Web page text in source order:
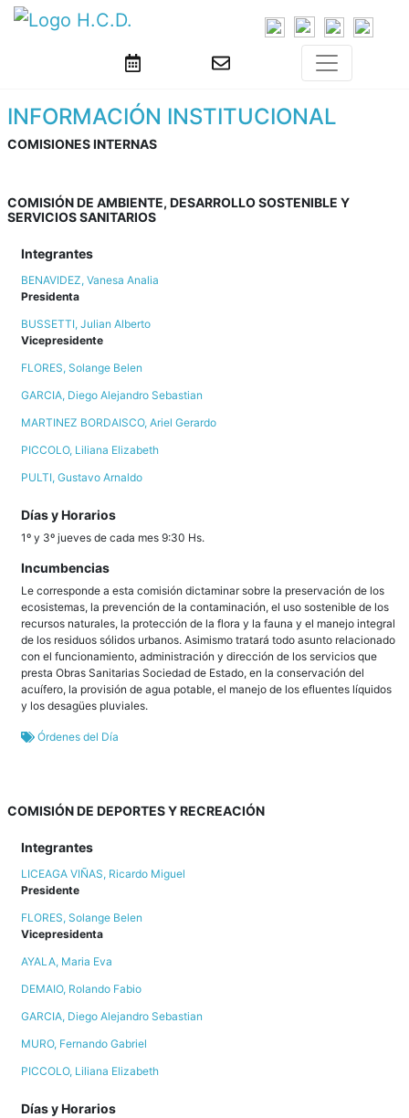
INFORMACIÓN INSTITUCIONAL
COMISIONES INTERNAS
COMISIÓN DE AMBIENTE, DESARROLLO SOSTENIBLE Y
SERVICIOS SANITARIOS
Integrantes
BENAVIDEZ, Vanesa Analia
Presidenta
BUSSETTI, Julian Alberto
Vicepresidente
FLORES, Solange Belen
GARCIA, Diego Alejandro Sebastian
MARTINEZ BORDAISCO, Ariel Gerardo
PICCOLO, Liliana Elizabeth
PULTI, Gustavo Arnaldo
Días y Horarios
1º y 3º jueves de cada mes 9:30 Hs.
Incumbencias
Le corresponde a esta comisión dictaminar sobre la preservación de los
ecosistemas, la prevención de la contaminación, el uso sostenible de los
recursos naturales, la protección de la flora y la fauna y el manejo integral
de los residuos sólidos urbanos. Asimismo tratará todo asunto relacionado
con el funcionamiento, administración y dirección de los servicios que
presta Obras Sanitarias Sociedad de Estado, en la conservación del
acuífero, la provisión de agua potable, el manejo de los efluentes líquidos
y los desagües pluviales.
Órdenes del Día
COMISIÓN DE DEPORTES Y RECREACIÓN
Integrantes
LICEAGA VIÑAS, Ricardo Miguel
Presidente
FLORES, Solange Belen
Vicepresidenta
AYALA, Maria Eva
DEMAIO, Rolando Fabio
GARCIA, Diego Alejandro Sebastian
MURO, Fernando Gabriel
PICCOLO, Liliana Elizabeth
Días y Horarios